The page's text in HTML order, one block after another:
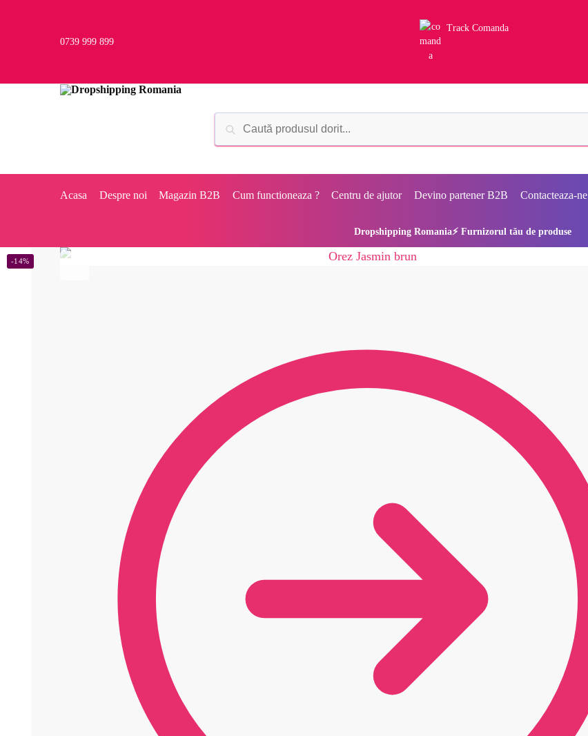
0739 999 899
Track Comanda
Acasa Despre noi Magazin B2B Cum functioneaza ? Centru de ajutor Devino partener B2B Contacteaza-ne
Dropshipping Romania⚡ Furnizorul tău de produse
-14%